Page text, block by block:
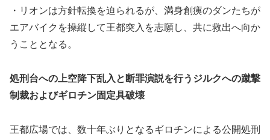
・リオンは方針転換を迫られるが、満身創痍のダンたちが
エアバイクを操縦して王都突入を志願し、共に救出へ向か
うこととなる。
処刑台への上空降下乱入と断罪演説を行うジルクへの蹴撃
制裁およびギロチン固定具破壊
王都広場では、数十年ぶりとなるギロチンによる公開処刑